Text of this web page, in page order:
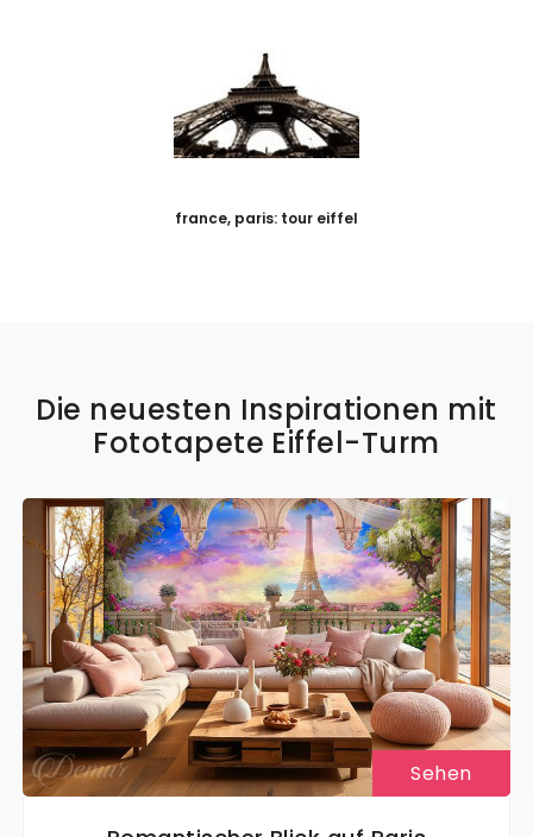
france, paris: tour eiffel
Die neuesten Inspirationen mit
Fototapete Eiffel-Turm
Sehen